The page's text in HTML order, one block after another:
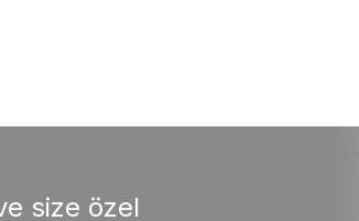
size özel